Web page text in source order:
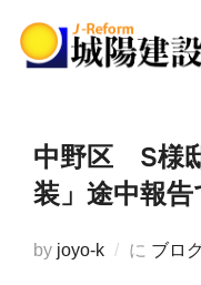
中野区 S様
装」途中報告
by joyo-k に ブロ